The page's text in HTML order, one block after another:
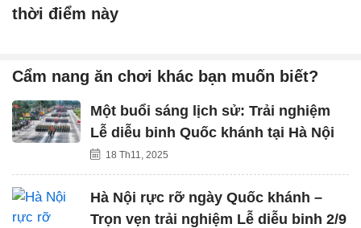
thời điểm này
Cẩm nang ăn chơi khác bạn muốn biết?
Một buổi sáng lịch sử: Trải nghiệm
Lễ diễu binh Quốc khánh tại Hà Nội
18 Th11, 2025
Hà Nội rực rỡ ngày Quốc khánh –
Trọn vẹn trải nghiệm Lễ diễu binh 2/9